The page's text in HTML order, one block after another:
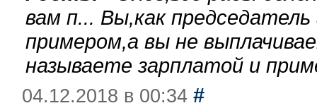
вам п... Вы,как
примером,а вы не
называете зарплатой и
04.12.2018 в 00:34 #